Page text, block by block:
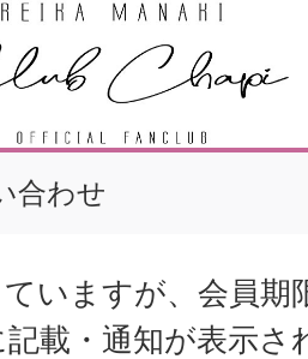
合わせ
いますが、会員期
載・通知が表示さ